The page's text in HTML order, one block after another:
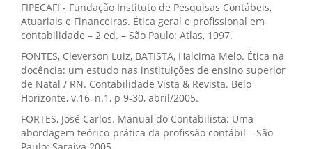
FIPECAFI - Fundação Instituto de Pesquisas Contábeis,
Atuariais e Financeiras. Ética geral e profissional em
contabilidade – 2 ed. – São Paulo: Atlas, 1997.
FONTES, Cleverson Luiz, BATISTA, Halcima Melo. Ética na
docência: um estudo nas instituições de ensino superior
de Natal / RN. Contabilidade Vista & Revista. Belo
Horizonte, v.16, n.1, p 9-30, abril/2005.
FORTES, José Carlos. Manual do Contabilista: Uma
abordagem teórico-prática da profissão contábil – São